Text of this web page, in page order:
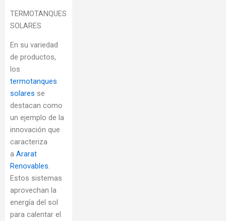
TERMOTANQUES
SOLARES
En su variedad
de productos,
los
termotanques
solares se
destacan como
un ejemplo de la
innovación que
caracteriza
a Ararat
Renovables.
Estos sistemas
aprovechan la
energía del sol
para calentar el